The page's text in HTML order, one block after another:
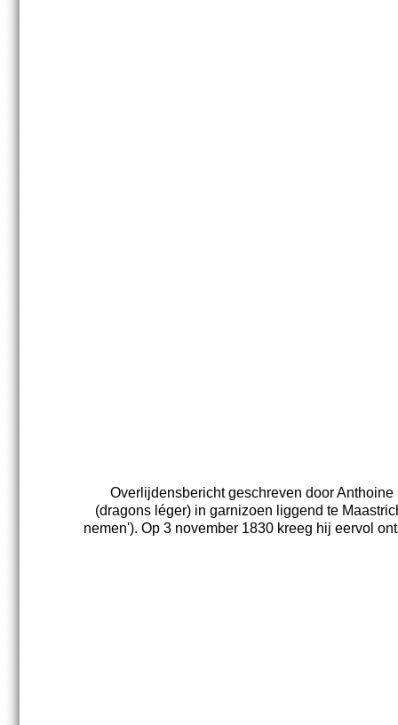
Overlijdensbericht geschreven door
(dragons léger) in garnizoen liggend te
nemen'). Op 3 november 1830 kreeg hij eervol